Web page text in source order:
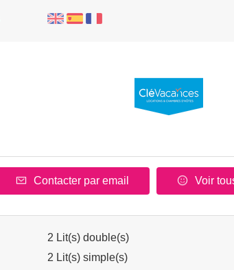
Contacter par email Voir
2 Lit(s) double(s)
2 Lit(s) simple(s)